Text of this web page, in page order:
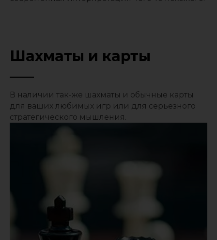
Шахматы и карты
В наличии так-же шахматы и обычные карты
для ваших любимых игр или для серьёзного
стратегического мышления.